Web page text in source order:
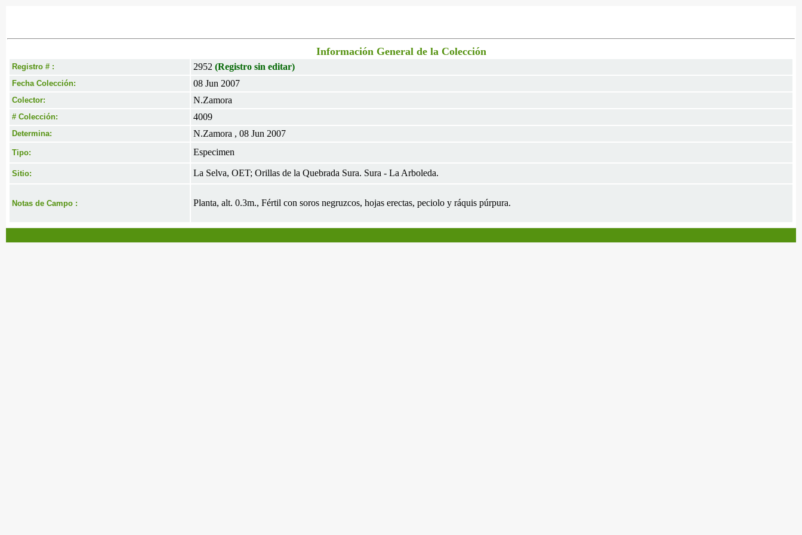
Información General de la Colección
Registro # : 2952 (Registro sin editar)
Fecha Colección: 08 Jun 2007
Colector: N.Zamora
# Colección: 4009
Determina: N.Zamora , 08 Jun 2007
Tipo: Especimen
Sitio: La Selva, OET; Orillas de la Quebrada Sura. Sura - La Arboleda.
Notas de Campo : Planta, alt. 0.3m., Fértil con soros negruzcos, hojas erectas, peciolo y ráquis púrpura.